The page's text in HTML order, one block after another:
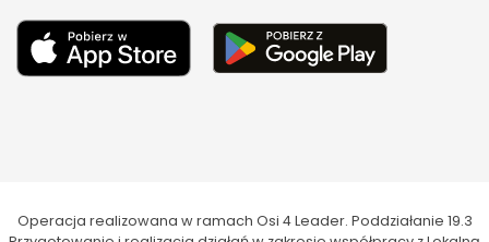
Operacja realizowana w ramach Osi 4 Leader. Poddziałanie 19.3